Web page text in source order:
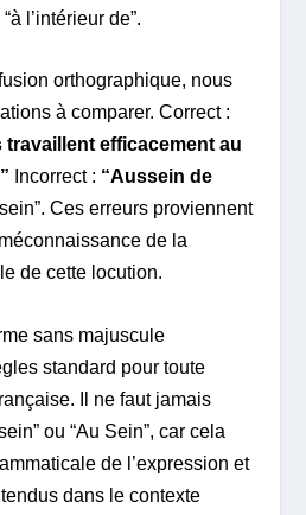
l’intérieur de”.
orthographique, nous
à comparer. Correct :
efficacement au
Incorrect : “Aussein de
Ces erreurs proviennent
de la
de cette locution.
sans majuscule
standard pour toute
Il ne faut jamais
ou “Au Sein”, car cela
de l’expression et
dans le contexte